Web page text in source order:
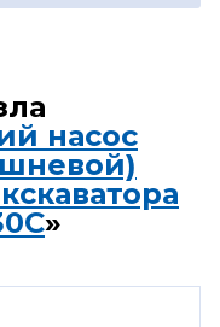
насос
»